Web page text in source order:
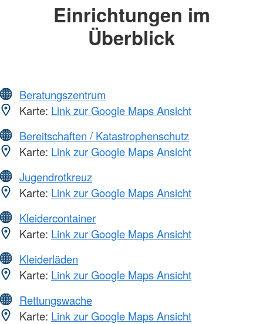
Einrichtungen im
Überblick
Beratungszentrum
Karte: Link zur Google Maps Ansicht
Bereitschaften / Katastrophenschutz
Karte: Link zur Google Maps Ansicht
Jugendrotkreuz
Karte: Link zur Google Maps Ansicht
Kleidercontainer
Karte: Link zur Google Maps Ansicht
Kleiderläden
Karte: Link zur Google Maps Ansicht
Rettungswache
Karte: Link zur Google Maps Ansicht